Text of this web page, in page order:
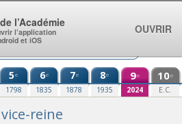
5e
1798
6e
1835
7e
1878
8e
1935
9e
2024
10e
E.C.
vice-reine
l’Académie
l’application
et iOS
OUVRIR